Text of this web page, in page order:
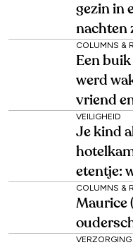
gezin in
nachten
COLUMNS &
Een
werd
vriend
VEILIGHEID
Je kind
etentje:
COLUMNS &
Maurice
VERZORGING